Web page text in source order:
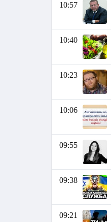
10:57
10:40
10:23
10:06
09:55
09:38
09:21